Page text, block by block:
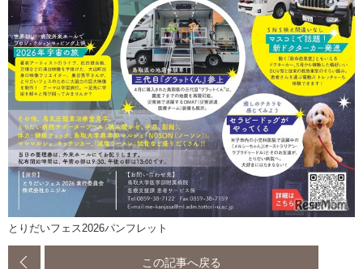
とりだいフェス2026パンフレット
この記事へ戻る